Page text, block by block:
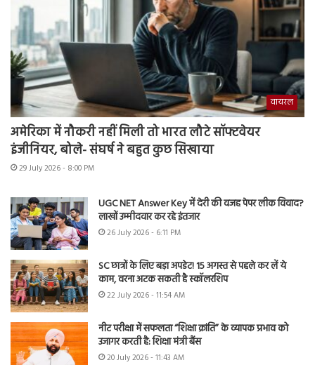
वायरल
अमेरिका में नौकरी नहीं मिली तो भारत लौटे सॉफ्टवेयर
इंजीनियर, बोले- संघर्ष ने बहुत कुछ सिखाया
29 July 2026 - 8:00 PM
UGC NET Answer Key में देरी की वजह पेपर लीक विवाद?
लाखों उम्मीदवार कर रहे इंतजार
26 July 2026 - 6:11 PM
SC छात्रों के लिए बड़ा अपडेट! 15 अगस्त से पहले कर लें ये
काम, वरना अटक सकती है स्कॉलरशिप
22 July 2026 - 11:54 AM
नीट परीक्षा में सफलता “शिक्षा क्रांति” के व्यापक प्रभाव को
उजागर करती है: शिक्षा मंत्री बैंस
20 July 2026 - 11:43 AM